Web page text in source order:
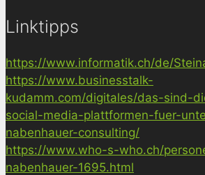
Linktipps
https://www.informatik.ch/de/
https://www.businesstalk-
kudamm.com/digitales/das-sind-
social-media-plattformen-fuer-
nabenhauer-consulting/
https://www.who-s-who.ch/
nabenhauer-1695.html